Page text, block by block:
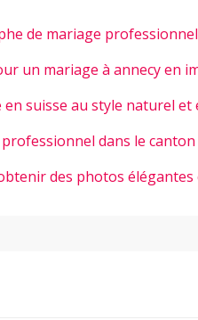
de mariage professionnel
un mariage à annecy en
suisse au style naturel et
dans le canton
des photos